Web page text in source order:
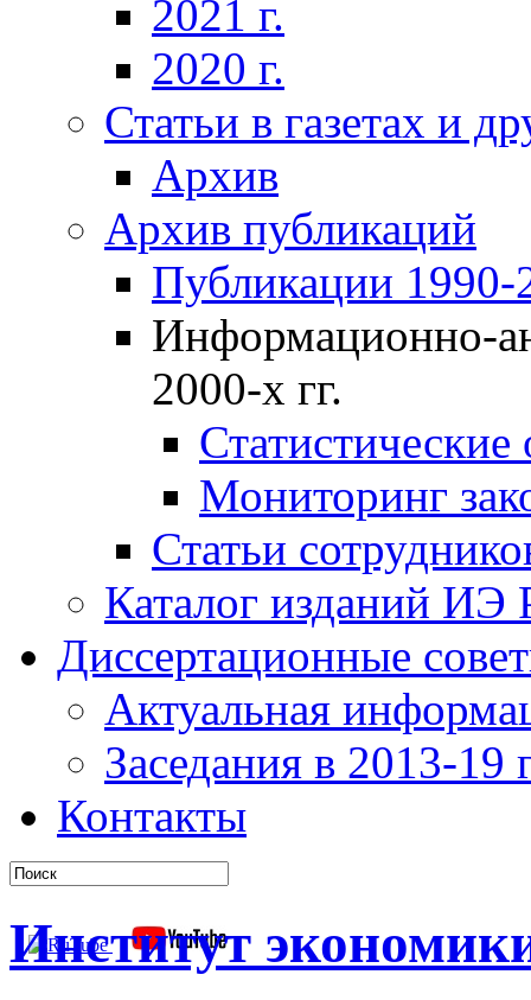
2021 г.
2020 г.
Статьи в газетах и
Архив
Архив публикаций
Публикации 1990-
Информационно-
2000-х гг.
Мониторинг
Статьи
Каталог изданий ИЭ
Диссертационные
Актуальная
Заседания в 2013-19
Контакты
Институт